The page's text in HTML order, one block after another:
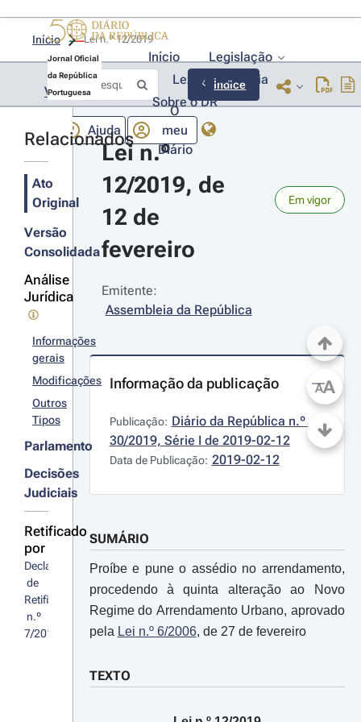
Jornal Oficial
da República
Portuguesa
Início
Legislação
Lexionário
Lia
Sobre o DR
Ajuda
O
meu
Diário
Início Lei n.º 12/2019
Voltar Índice
Relacionados
Ato
Original
Versão
Consolidada
Análise
Jurídica
Informações
gerais
Modificações
Outros
Tipos
Parlamento
Decisões
Judiciais
Retificado
por
Declaração
de
Retificação
n.º
7/2019
Lei n.º
12/2019, de
12 de
fevereiro
Em vigor
Emitente:
Assembleia da República
Informação da publicação
Publicação: Diário da República n.º
30/2019, Série I de 2019-02-12
Data de Publicação: 2019-02-12
SUMÁRIO
Proíbe e pune o assédio no arrendamento,
procedendo à quinta alteração ao Novo
Regime do Arrendamento Urbano, aprovado
pela Lei n.º 6/2006, de 27 de fevereiro
TEXTO
AA